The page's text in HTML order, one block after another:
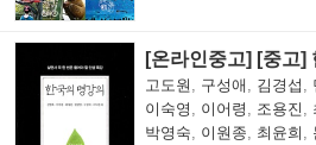
[온라인중고] [중고]
고도원 구성애 김경섭
이숙영
이어령 조용진
박영숙
이원종 최윤희